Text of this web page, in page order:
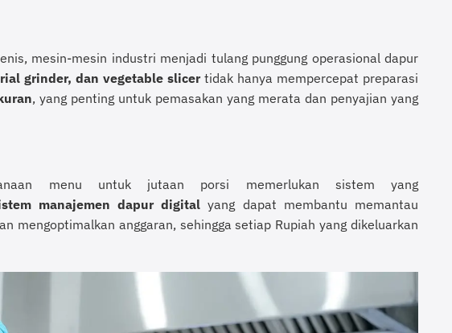
mesin-mesin industri menjadi tulang punggung operasional dapur
grinder, dan vegetable slicer tidak hanya mempercepat preparasi
, yang penting untuk pemasakan yang merata dan penyajian yang
menu untuk jutaan porsi memerlukan sistem yang
manajemen dapur digital yang dapat membantu memantau
mengoptimalkan anggaran, sehingga setiap Rupiah yang dikeluarkan